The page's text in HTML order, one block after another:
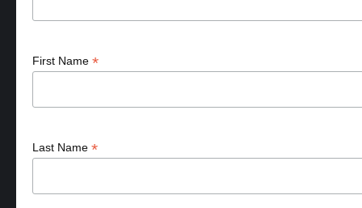
First Name *
Last Name *